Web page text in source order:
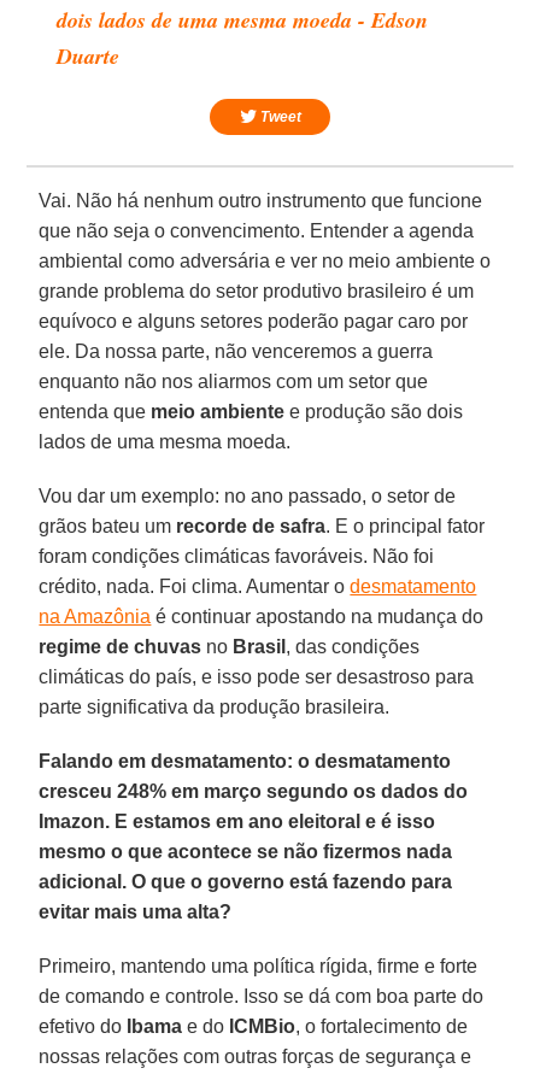
dois lados de uma mesma moeda - Edson
Duarte
Tweet
Vai. Não há nenhum outro instrumento que funcione
que não seja o convencimento. Entender a agenda
ambiental como adversária e ver no meio ambiente o
grande problema do setor produtivo brasileiro é um
equívoco e alguns setores poderão pagar caro por
ele. Da nossa parte, não venceremos a guerra
enquanto não nos aliarmos com um setor que
entenda que meio ambiente e produção são dois
lados de uma mesma moeda.
Vou dar um exemplo: no ano passado, o setor de
grãos bateu um recorde de safra. E o principal fator
foram condições climáticas favoráveis. Não foi
crédito, nada. Foi clima. Aumentar odesmatamento
na Amazônia é continuar apostando na mudança do
regime de chuvas no Brasil , das condições
climáticas do país, e isso pode ser desastroso para
parte significativa da produção brasileira.
Falando em desmatamento: o desmatamento
cresceu 248% em março segundo os dados do
Imazon. E estamos em ano eleitoral e é isso
mesmo o que acontece se não fizermos nada
adicional. O que o governo está fazendo para
evitar mais uma alta?
Primeiro, mantendo uma política rígida, firme e forte
de comando e controle. Isso se dá com boa parte do
efetivo do
Ibama e do ICMBio, o fortalecimento de
nossas relações com outras forças de segurança e